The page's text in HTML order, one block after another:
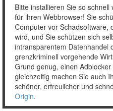
Bitte installieren Sie so
für ihren Webbrowser! Sie
Computer vor Schadsoftware,
wird, und Sie schützen sich
intransparentem Datenhandel
grenzkriminell vorgehende
Grund genug, einen
gleichzeitig machen Sie auch
schöner, erfreulicher und
Origin.